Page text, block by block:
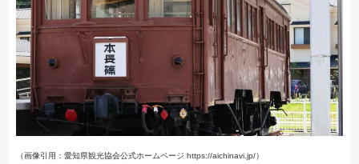
（画像引用：愛知県観光協会公式ホームページ https://aichinavi.jp/）